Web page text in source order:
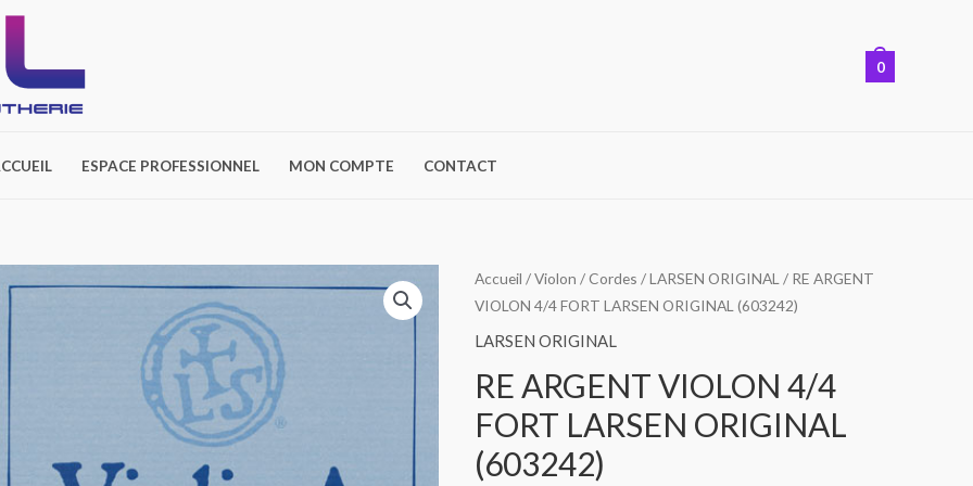
0
ESPACE PROFESSIONNEL MON COMPTE CONTACT
Accueil /Violon /Cordes /LARSEN ORIGINAL / RE ARGENT
VIOLON 4/4 FORT LARSEN ORIGINAL (603242)
LARSEN ORIGINAL
RE ARGENT VIOLON 4/4
FORT LARSEN ORIGINAL
(603242)